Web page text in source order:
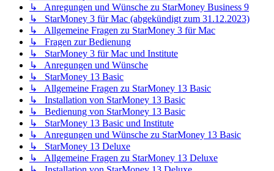
↳ Anregungen und Wünsche zu StarMoney Business 9
↳ StarMoney 3 für Mac (abgekündigt zum 31.12.2023)
↳ Allgemeine Fragen zu StarMoney 3 für Mac
↳ Fragen zur Bedienung
↳ StarMoney 3 für Mac und Institute
↳ Anregungen und Wünsche
↳ StarMoney 13 Basic
↳ Allgemeine Fragen zu StarMoney 13 Basic
↳ Installation von StarMoney 13 Basic
↳ Bedienung von StarMoney 13 Basic
↳ StarMoney 13 Basic und Institute
↳ Anregungen und Wünsche zu StarMoney 13 Basic
↳ StarMoney 13 Deluxe
↳ Allgemeine Fragen zu StarMoney 13 Deluxe